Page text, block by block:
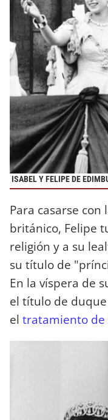
ISABEL Y FELIPE DE
Para casarse
británico, Felipe
religión y a su
su título de
En la víspera de
el título de
el tratamiento de